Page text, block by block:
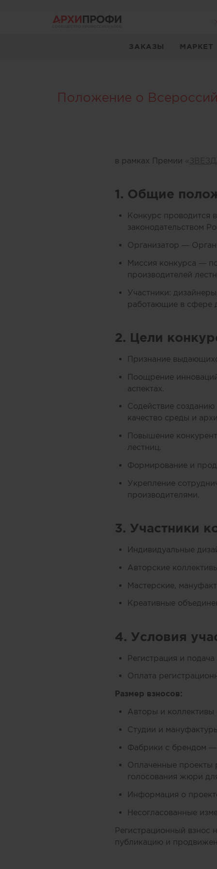
ЗАКАЗЫ МАРКЕТ
Положение о
в рамках Премии «
1. Общие
Конкурс
законодательством
Организатор —
Миссия конкурса —
производителей
Участники:
работающие в сфере
2. Цели
Признание
Поощрение
аспектах.
Содействие
качество среды и
Повышение
лестниц.
Формирование и
Укрепление
производителями.
3. Участники
Индивидуальные
Авторские
Мастерские,
Креативные
4. Условия
Регистрация и
Оплата
Размер взносов:
Авторы и
Студии и
Фабрики с брендом
Оплаченные проекты
голосования жюри
Информация о
Несогласованные
Регистрационный взнос
публикацию и